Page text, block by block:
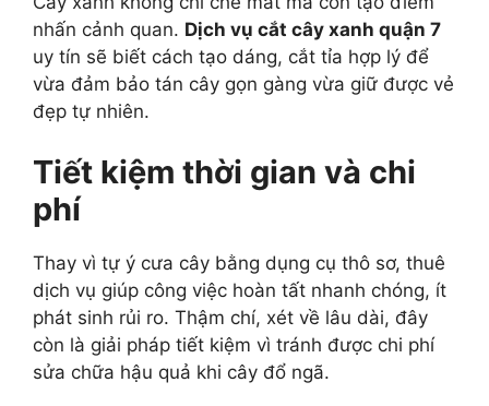
nhấn cảnh quan. Dịch vụ cắt cây xanh quận 7
uy tín sẽ biết cách tạo dáng, cắt tỉa hợp lý để
vừa đảm bảo tán cây gọn gàng vừa giữ được vẻ
đẹp tự nhiên.
Tiết kiệm thời gian và chi
phí
Thay vì tự ý cưa cây bằng dụng cụ thô sơ, thuê
dịch vụ giúp công việc hoàn tất nhanh chóng, ít
phát sinh rủi ro. Thậm chí, xét về lâu dài, đây
còn là giải pháp tiết kiệm vì tránh được chi phí
sửa chữa hậu quả khi cây đổ ngã.